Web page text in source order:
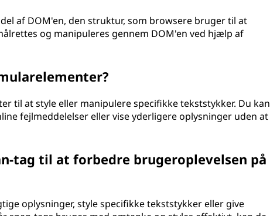
af DOM'en, den struktur, som browsere bruger til at
og manipuleres gennem DOM'en ved hjælp af
til at style eller manipulere specifikke tekststykker. Du kan
fejlmeddelelser eller vise yderligere oplysninger uden at
tag til at forbedre brugeroplevelsen på
oplysninger, style specifikke tekststykker eller give